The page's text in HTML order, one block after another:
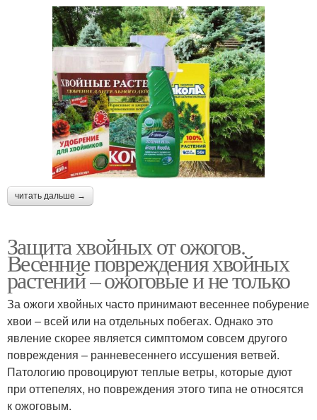
читать дальше →
Защита хвойных от ожогов.
Весенние повреждения хвойных
растений – ожоговые и не только
За ожоги хвойных часто принимают весеннее побурение
хвои – всей или на отдельных побегах. Однако это
явление скорее является симптомом совсем другого
повреждения – ранневесеннего иссушения ветвей.
Патологию провоцируют теплые ветры, которые дуют
при оттепелях, но повреждения этого типа не относятся
к ожоговым.